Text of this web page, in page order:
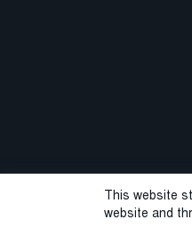
This website
website and